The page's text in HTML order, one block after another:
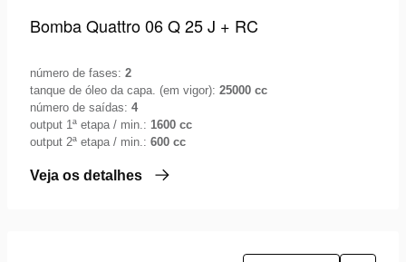
Bomba Quattro 06 Q 25 J + RC
número de fases: 2
tanque de óleo da capa. (em vigor): 25000 cc
número de saídas: 4
output 1ª etapa / min.: 1600 cc
output 2ª etapa / min.: 600 cc
Veja os detalhes